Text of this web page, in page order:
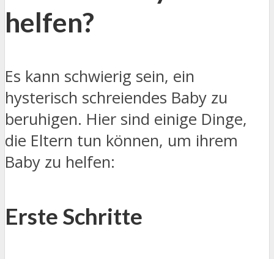
helfen?
Es kann schwierig sein, ein
hysterisch schreiendes Baby zu
beruhigen. Hier sind einige Dinge,
die Eltern tun können, um ihrem
Baby zu helfen:
Erste Schritte